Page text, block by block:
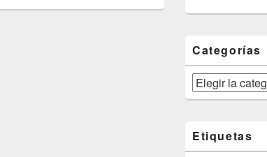
Categorías
Categorías
Etiquetas